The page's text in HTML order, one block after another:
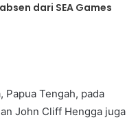
dari SEA Games
Tengah, pada
John Cliff Hengga juga